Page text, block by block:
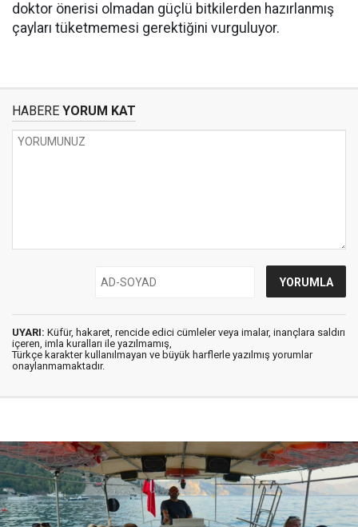
doktor önerisi olmadan güçlü bitkilerden hazırlanmış
çayları tüketmemesi gerektiğini vurguluyor.
HABERE YORUM KAT
UYARI: Küfür, hakaret, rencide edici cümleler veya imalar, inançlara saldırı
içeren, imla kuralları ile yazılmamış,
Türkçe karakter kullanılmayan ve büyük harflerle yazılmış yorumlar
onaylanmamaktadır.